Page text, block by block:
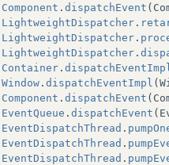
Component . dispatchEvent (
LightweightDispatcher .
LightweightDispatcher .
LightweightDispatcher .
Container .
Window . dispatchEventImpl (
Component . dispatchEvent (
EventQueue . dispatchEvent (
EventDispatchThread .
EventDispatchThread .
EventDispatchThread .